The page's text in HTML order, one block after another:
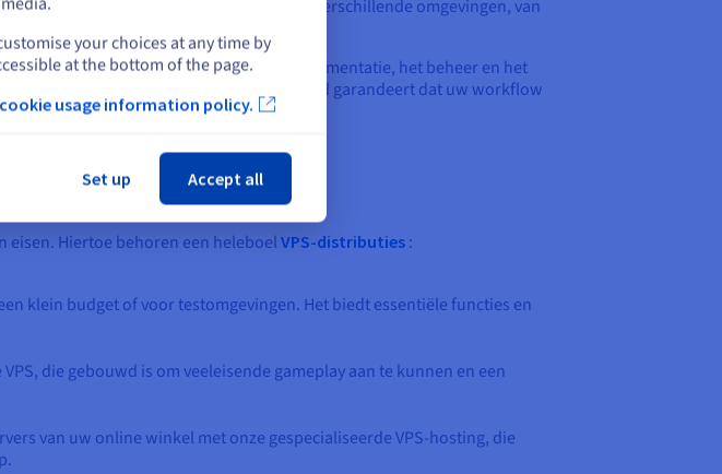
Dit zorgt voor consistentie tussen verschillende omgevingen, van
infrastructuur: het vereenvoudigt de implementatie, het beheer en het
de Docker-ready VPS van OVHcloud garandeert dat uw workflow
eisen. Hiertoe behoren een heleboel VPS-distributies :
klein budget of voor testomgevingen. Het biedt essentiële functies en
die gebouwd is om veeleisende gameplay aan te kunnen en een
van uw online winkel met onze gespecialiseerde VPS-hosting, die
your choices at any time by
at the bottom of the page.
cookie usage information policy.
Set up Accept all